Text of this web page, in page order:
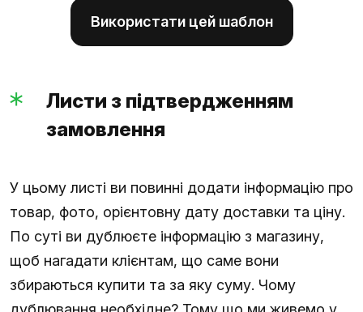
Використати цей шаблон
Листи з підтвердженням
замовлення
У цьому листі ви повинні додати інформацію про
товар, фото, орієнтовну дату доставки та ціну.
По суті ви дублюєте інформацію з магазину,
щоб нагадати клієнтам, що саме вони
збираються купити та за яку суму. Чому